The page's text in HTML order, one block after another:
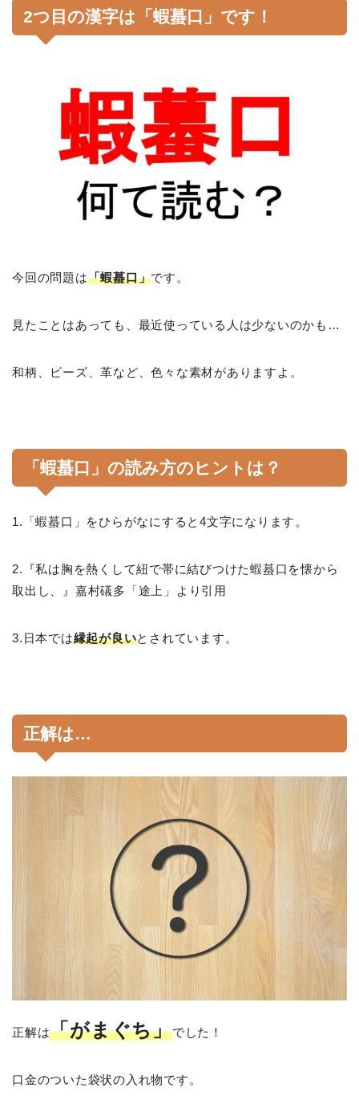
2つ目の漢字は「蝦蟇口」です！
今回の問題は「蝦蟇口」です。
見たことはあっても、最近使っている人は少ないのかも…
和柄、ビーズ、革など、色々な素材がありますよ。
「蝦蟇口」の読み方のヒントは？
1.「蝦蟇口」をひらがなにすると4文字になります。
2.『私は胸を熱くして紐で帯に結びつけた蝦蟇口を懐から
取出し、』嘉村礒多「途上」より引用
3.日本では縁起が良いとされています。
正解は…
正解は「がまぐち」でした！
口金のついた袋状の入れ物です。